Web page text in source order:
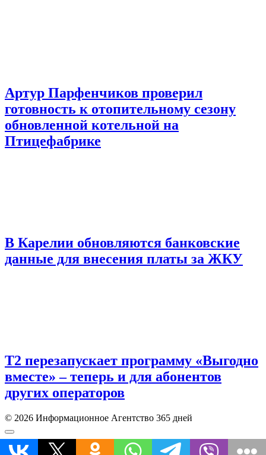
Артур Парфенчиков проверил
готовность к отопительному сезону
обновленной котельной на
Птицефабрике
В Карелии обновляются банковские
данные для внесения платы за ЖКУ
Т2 перезапускает программу «Выгодно
вместе» – теперь и для абонентов
других операторов
© 2026 Информационное Агентство 365 дней